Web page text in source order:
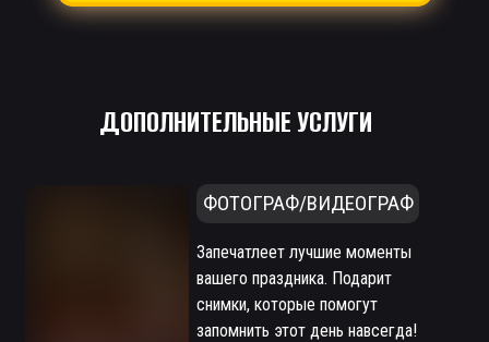
Запечатлеет лучшие моменты
вашего праздника. Подарит
снимки, которые помогут
запомнить этот день навсегда!
ФОТОГРАФ/ВИДЕОГРАФ
ДОПОЛНИТЕЛЬНЫЕ УСЛУГИ